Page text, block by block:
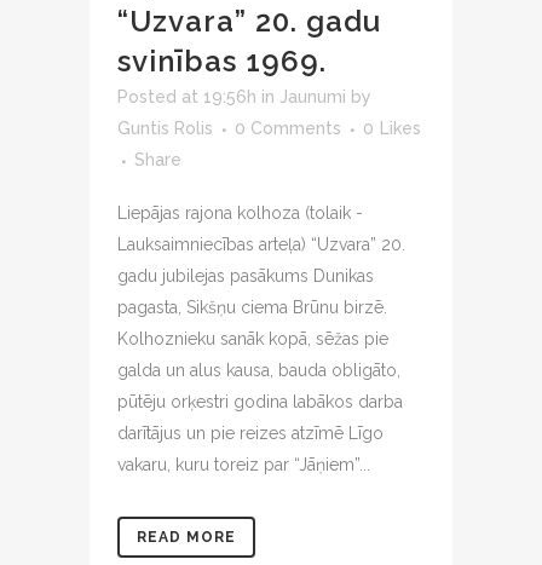
“Uzvara” 20. gadu
svinības 1969.
Posted at 19:56h in Jaunumi by
Guntis Rolis
0 Comments 0
Likes
Share
Liepājas rajona kolhoza (tolaik -
Lauksaimniecības arteļa) “Uzvara” 20.
gadu jubilejas pasākums Dunikas
pagasta, Sikšņu ciema Brūnu birzē.
Kolhoznieku sanāk kopā, sēžas pie
galda un alus kausa, bauda obligāto,
pūtēju orķestri godina labākos darba
darītājus un pie reizes atzīmē Līgo
vakaru, kuru toreiz par “Jāņiem”...
READ MORE